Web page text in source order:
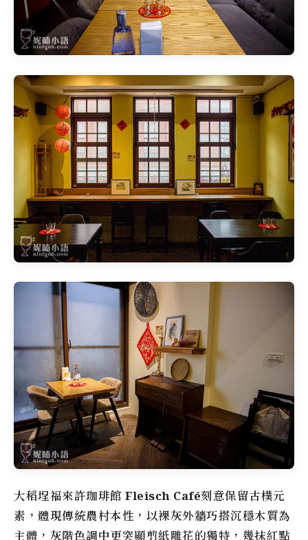
大稻埕福來許珈琲館 Fleisch Café刻意保留古樸元
素，體現傳統農村本性，以裸灰外牆巧搭沉穩木質為
主體，灰階色調中更突顯剪紙雕花的獨特，幾抹紅點